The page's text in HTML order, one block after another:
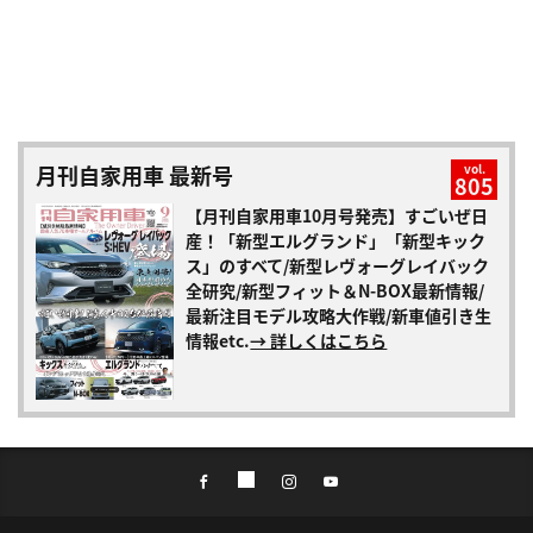
月刊自家用車 最新号 vol.
805
【月刊自家用車10月号発売】すごいぜ日
産！「新型エルグランド」「新型キック
ス」のすべて/新型レヴォーグレイバック
全研究/新型フィット＆N-BOX最新情報/
最新注目モデル攻略大作戦/新車値引き生
情報etc.→ 詳しくはこちら